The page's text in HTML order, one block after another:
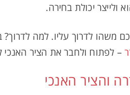
יכולת בחירה.
משהו לדרוך עליו. למה
– לפתוח ולחבר את הציר האנכי
והציר האנכי